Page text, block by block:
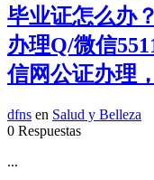
毕业证怎么办
办理Q/微信
信网公证办理
dfns en Salud y Belleza
0 Respuestas
...